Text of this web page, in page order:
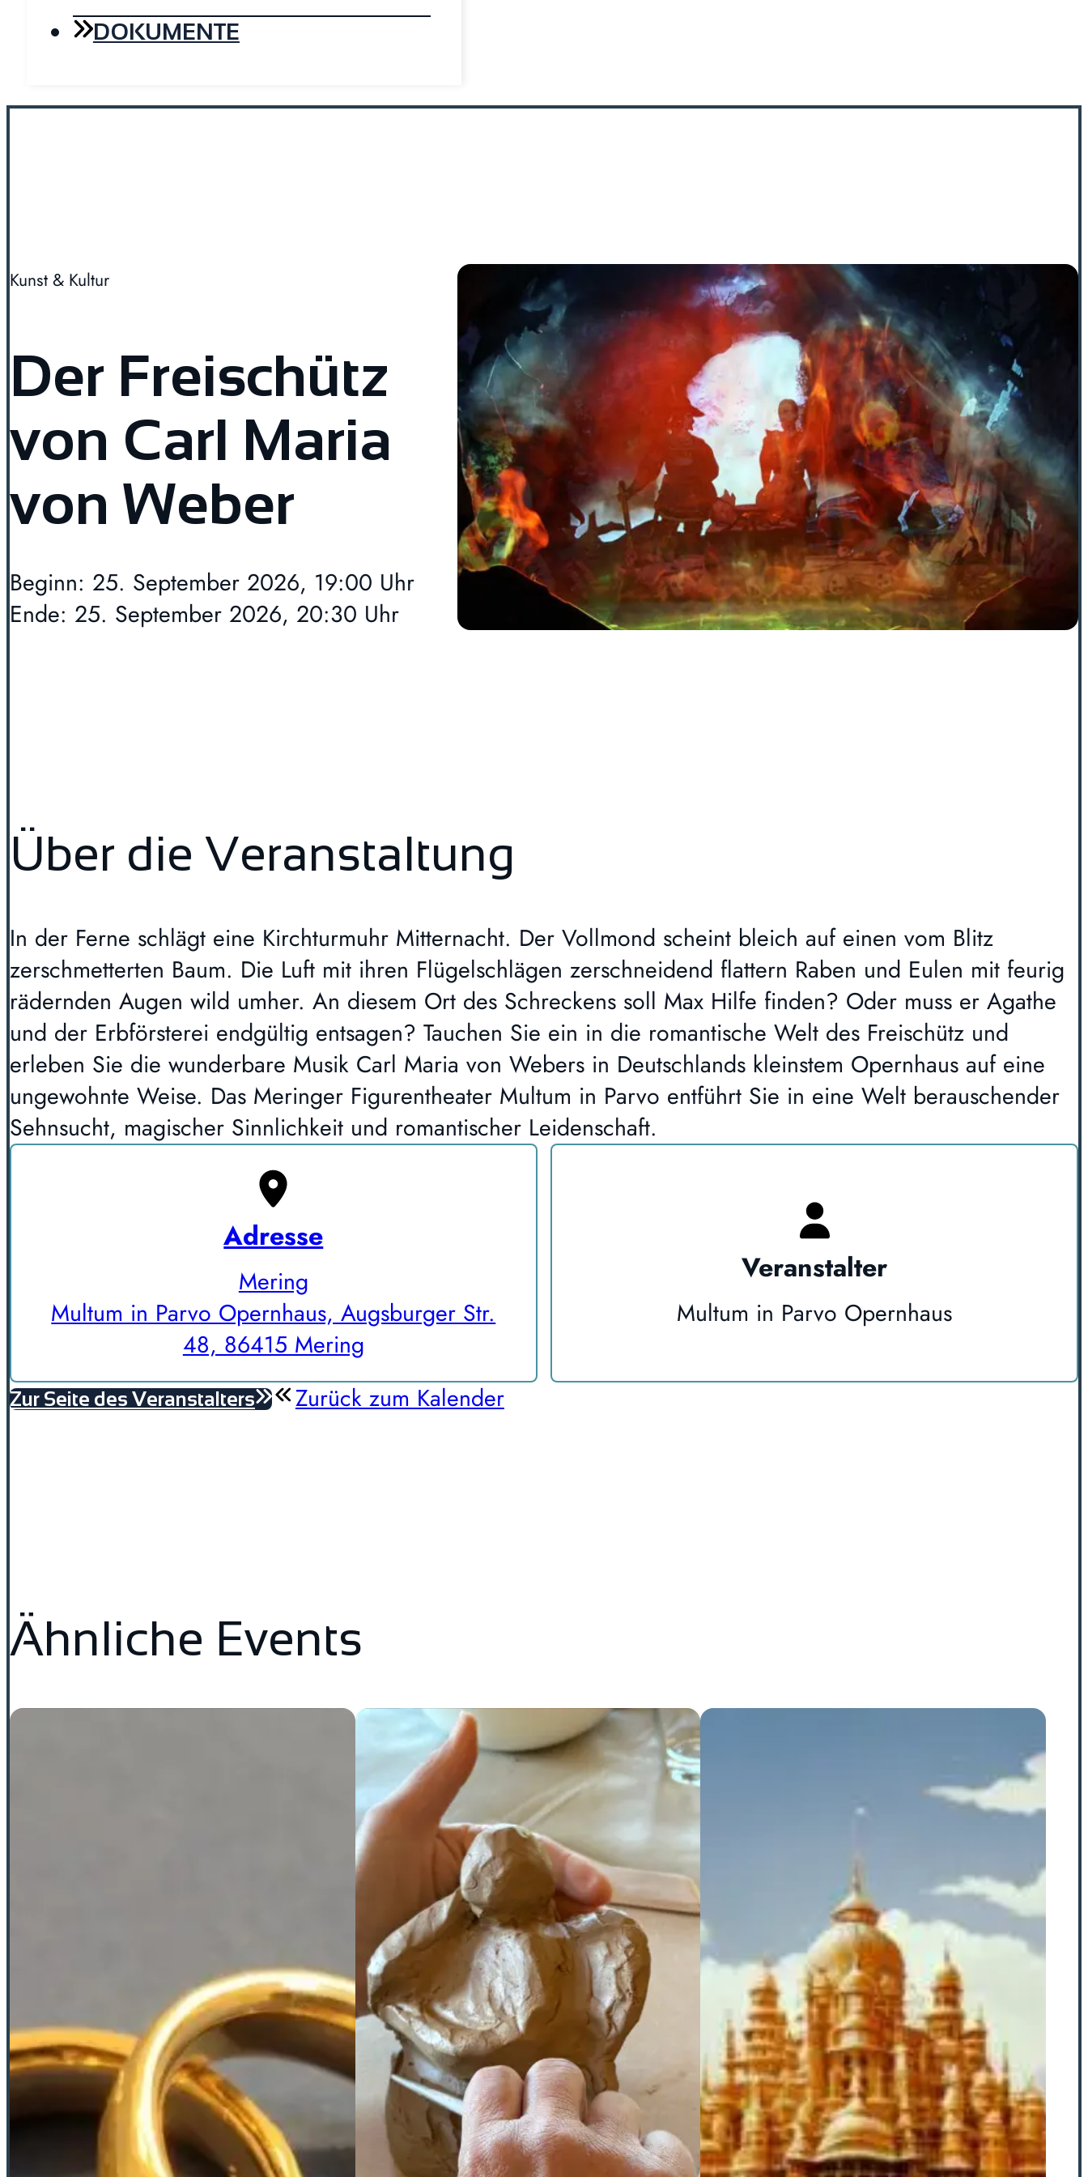
DOKUMENTE
Kunst & Kultur
Der Freischütz
von Carl Maria
von Weber
Beginn: 25. September 2026, 19:00 Uhr
Ende: 25. September 2026, 20:30 Uhr
Über die Veranstaltung
In der Ferne schlägt eine Kirchturmuhr Mitternacht. Der Vollmond scheint bleich auf einen vom Blitz
zerschmetterten Baum. Die Luft mit ihren Flügelschlägen zerschneidend flattern Raben und Eulen mit feurig
rädernden Augen wild umher. An diesem Ort des Schreckens soll Max Hilfe finden? Oder muss er Agathe
und der Erbförsterei endgültig entsagen? Tauchen Sie ein in die romantische Welt des Freischütz und
erleben Sie die wunderbare Musik Carl Maria von Webers in Deutschlands kleinstem Opernhaus auf eine
ungewohnte Weise. Das Meringer Figurentheater Multum in Parvo entführt Sie in eine Welt berauschender
Sehnsucht, magischer Sinnlichkeit und romantischer Leidenschaft.
Adresse
Mering
Multum in Parvo Opernhaus, Augsburger Str.
48, 86415 Mering
Veranstalter
Multum in Parvo Opernhaus
Zur Seite des Veranstalters Zurück zum Kalender
Ähnliche Events